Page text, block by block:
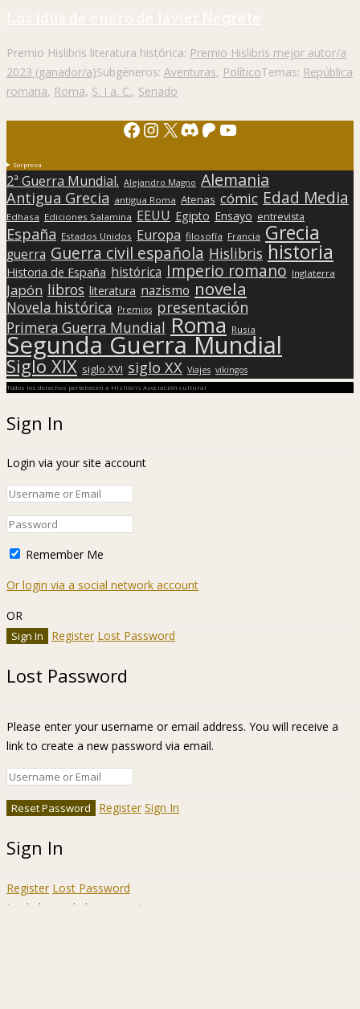
Los idus de enero de Javier Negrete
Premio Hislibris literatura histórica: Premio Hislibris mejor autor/a
2023 (ganador/a)Subgéneros: Aventuras, PolíticoTemas: República
romana, Roma, S. I a. C., Senado
Facebook
Instagram
X Discord
Patreon
YouTube
Sorpresa
2ª Guerra Mundial. Alejandro Magno Alemania
Antigua Grecia antigua Roma Atenas cómic Edad Media
Edhasa Ediciones Salamina EEUU Egipto Ensayo entrevista
España Estados Unidos Europa filosofía Francia Grecia
guerra Guerra civil española Hislibris historia
Historia de España histórica Imperio romano Inglaterra
Japón libros literatura nazismo novela
Novela histórica Premios presentación
Primera Guerra Mundial Roma Rusia
Segunda Guerra Mundial
Siglo XIX siglo XVI siglo XX Viajes vikingos
Todos los derechos pertenecen a Hislibris Asociación cultural
Sign In
Login via your site account
Remember Me
Or login via a social network account
OR
Register Lost Password
Lost Password
Please enter your username or email address. You will receive a
link to create a new password via email.
Register Sign In
Sign In
Register Lost Password
Ir a la barra de herramientas